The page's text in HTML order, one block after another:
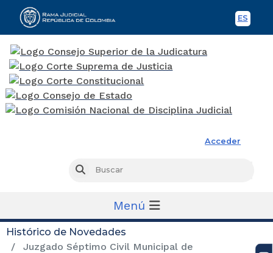
ES
Acceder
Buscar
Menú
Histórico de Novedades
Juzgado Séptimo Civil Municipal de